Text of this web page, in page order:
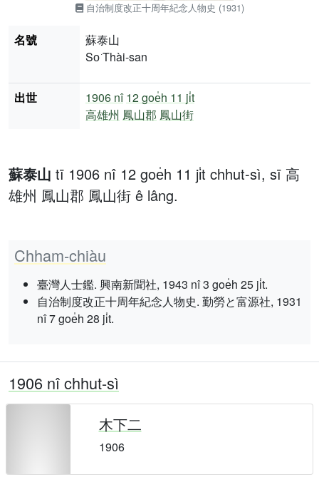
蘇泰山 tī 1906 nî 12 goe̍h 11 ji̍t chhut-sì, sī 高
雄州 鳳山郡 鳳山街 ê lâng.
Chham-chiàu
臺灣人士鑑. 興南新聞社, 1943 nî 3 goe̍h 25 ji̍t.
自治制度改正十周年紀念人物史. 勤勞と富源社, 1931
nî 7 goe̍h 28 ji̍t.
自治制度改正十周年紀念人物史 (1931)
名號
蘇泰山
So͘ Thài-san
出世 1906 nî 12 goe̍h 11 ji̍t
高雄州 鳳山郡 鳳山街
1906 nî chhut-sì
木下二
1906